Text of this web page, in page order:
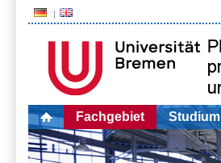
Fachgebiet Studium